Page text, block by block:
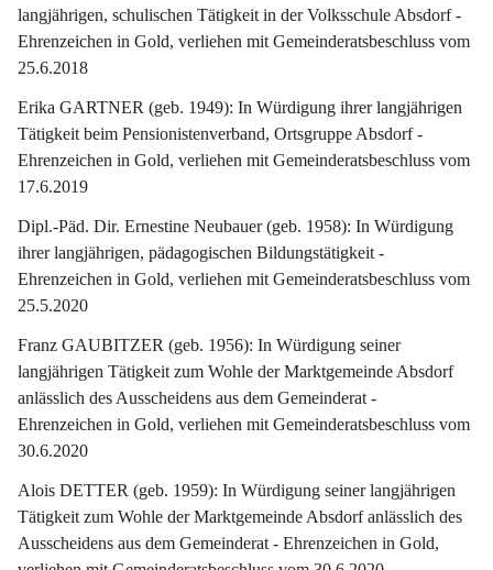
langjährigen, schulischen Tätigkeit in der Volksschule Absdorf -
Ehrenzeichen in Gold, verliehen mit Gemeinderatsbeschluss vom
25.6.2018
Erika GARTNER (geb. 1949): In Würdigung ihrer langjährigen
Tätigkeit beim Pensionistenverband, Ortsgruppe Absdorf -
Ehrenzeichen in Gold, verliehen mit Gemeinderatsbeschluss vom
17.6.2019
Dipl.-Päd. Dir. Ernestine Neubauer (geb. 1958): In Würdigung
ihrer langjährigen, pädagogischen Bildungstätigkeit -
Ehrenzeichen in Gold, verliehen mit Gemeinderatsbeschluss vom
25.5.2020
Franz GAUBITZER (geb. 1956): In Würdigung seiner
langjährigen Tätigkeit zum Wohle der Marktgemeinde Absdorf
anlässlich des Ausscheidens aus dem Gemeinderat -
Ehrenzeichen in Gold, verliehen mit Gemeinderatsbeschluss vom
30.6.2020
Alois DETTER (geb. 1959): In Würdigung seiner langjährigen
Tätigkeit zum Wohle der Marktgemeinde Absdorf anlässlich des
Ausscheidens aus dem Gemeinderat - Ehrenzeichen in Gold,